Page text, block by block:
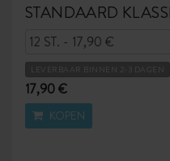
STANDAARD
LEVERBAAR BINNEN 2-3 DAGEN
17,90 €
KOPEN